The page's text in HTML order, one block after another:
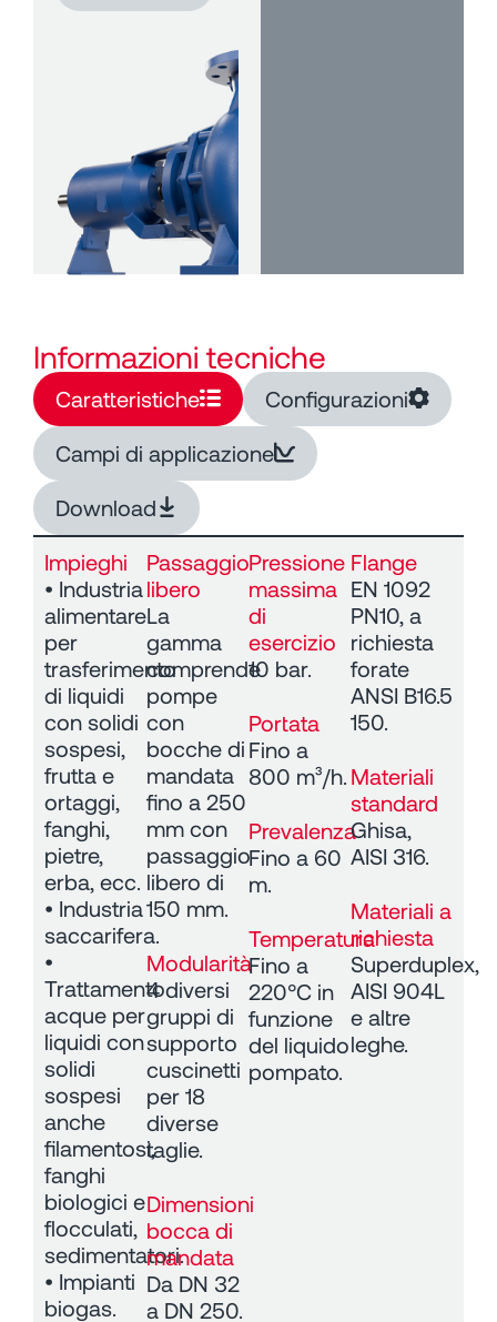
Informazioni tecniche
Caratteristiche Configurazioni
Campi di applicazione
Download
Impieghi
• Industria
alimentare
per
trasferimento
di liquidi
con solidi
sospesi,
frutta e
ortaggi,
fanghi,
pietre,
erba, ecc.
• Industria
saccarifera.
•
Trattamento
acque per
liquidi con
solidi
sospesi
anche
filamentosi,
fanghi
biologici e
flocculati,
sedimentatori.
• Impianti
biogas.
Passaggio
libero
La
gamma
comprende
pompe
con
bocche di
mandata
fino a 250
mm con
passaggio
libero di
150 mm.
Modularità
4 diversi
gruppi di
supporto
cuscinetti
per 18
diverse
taglie.
Dimensioni
bocca di
mandata
Da DN 32
a DN 250.
Pressione
massima
di
esercizio
10 bar.
Portata
Fino a
800 m³/h.
Prevalenza
Fino a 60
m.
Temperatura
Fino a
220°C in
funzione
del liquido
pompato.
Flange
EN 1092
PN10, a
richiesta
forate
ANSI B16.5
150.
Materiali
standard
Ghisa,
AISI 316.
Materiali a
richiesta
Superduplex,
AISI 904L
e altre
leghe.